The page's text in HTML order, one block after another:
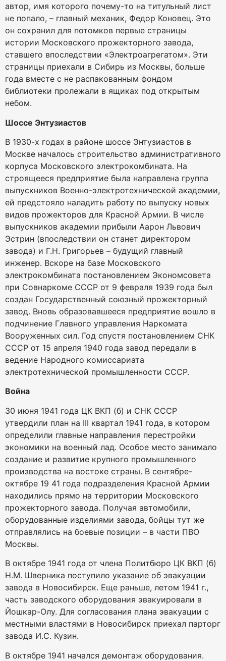
автор, имя которого почему-то на титульный лист
не попало, – главный механик, Федор Коновец. Это
он сохранил для потомков первые страницы
истории Московского прожекторного завода,
ставшего впоследствии «Электроагрегатом». Эти
страницы приехали в Сибирь из Москвы, больше
года вместе с не распакованным фондом
библиотеки пролежали в ящиках под открытым
небом.
Шоссе Энтузиастов
В 1930-х годах в районе шоссе Энтузиастов в
Москве началось строительство административного
корпуса Московского электрокомбината. На
строящееся предприятие была направлена группа
выпускников Военно-электротехнической академии,
ей предстояло наладить работу по выпуску новых
видов прожекторов для Красной Армии. В числе
выпускников академии прибыли Аарон Львович
Эстрин (впоследствии он станет директором
завода) и Г.Н. Григорьев – будущий главный
инженер. Вскоре на базе Московского
электрокомбината постановлением Экономсовета
при Совнаркоме СССР от 9 февраля 1939 года был
создан Государственный союзный прожекторный
завод. Вновь образовавшееся предприятие вошло в
подчинение Главного управления Наркомата
Вооруженных сил. Год спустя постановлением СНК
СССР от 15 апреля 1940 года завод передали в
ведение Народного комиссариата
электротехнической промышленности СССР.
Война
30 июня 1941 года ЦК ВКП (б) и СНК СССР
утвердили план на III квартал 1941 года, в котором
определили главные направления перестройки
экономики на военный лад. Особое место занимало
создание и развитие крупного промышленного
производства на востоке страны. В сентябре-
октябре 19 41 года подразделения Красной Армии
находились прямо на территории Московского
прожекторного завода. Получая автомобили,
оборудованные изделиями завода, бойцы тут же
отправлялись на боевые позиции – в части ПВО
Москвы.
В октябре 1941 года от члена Политбюро ЦК ВКП (б)
Н.М. Шверника поступило указание об эвакуации
завода в Новосибирск. Еще раньше, летом 1941 г.,
часть заводского оборудования эвакуировали в
Йошкар-Олу. Для согласования плана эвакуации с
местными властями в Новосибирск приехал парторг
завода И.С. Кузин.
В октябре 1941 начался демонтаж оборудования.